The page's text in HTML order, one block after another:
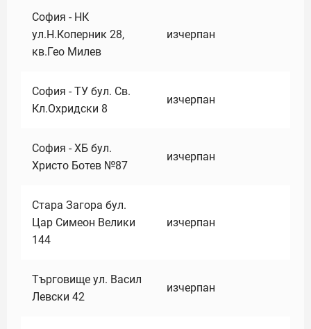
София - НК
ул.Н.Коперник 28,
кв.Гео Милев
изчерпан
София - ТУ бул. Св.
Кл.Охридски 8
изчерпан
София - ХБ бул.
Христо Ботев №87
изчерпан
Стара Загора бул.
Цар Симеон Велики
144
изчерпан
Търговище ул. Васил
Левски 42
изчерпан